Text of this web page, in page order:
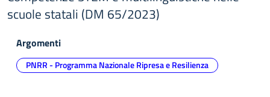
scuole statali (DM 65/2023)
Argomenti
PNRR - Programma Nazionale Ripresa e Resilienza